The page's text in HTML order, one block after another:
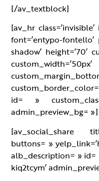
[/av_textblock]
[av_hr class=’invisible’
font=’entypo-fontello’
shadow’ height=’70’
id= »
admin_preview_bg= »]
[av_social_share
buttons= »
alb_description= » id=
kiq2tcym’